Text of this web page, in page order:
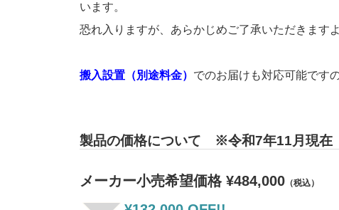
います。
恐れ入りますが、あらかじめご了承いただきます
搬入設置（別途料金） でのお届けも対応可能です
製品の価格について ※令和7年11月現在
メーカー小売希望価格 ¥484,000 （税込）